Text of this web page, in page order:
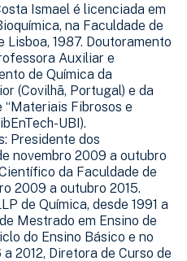
Ismael é licenciada em
na Faculdade de
Lisboa, 1987. Doutoramento
Auxiliar e
de Química da
(Covilhã, Portugal) e da
“Materiais Fibrosos e
UBI).
Presidente dos
novembro 2009 a outubro
da Faculdade de
2009 a outubro 2015.
de Química, desde 1991 a
Mestrado em Ensino de
do Ensino Básico e no
2012, Diretora de Curso de